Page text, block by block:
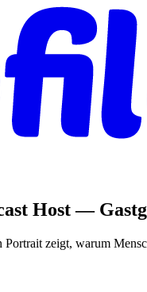
Host —
zeigt, warum